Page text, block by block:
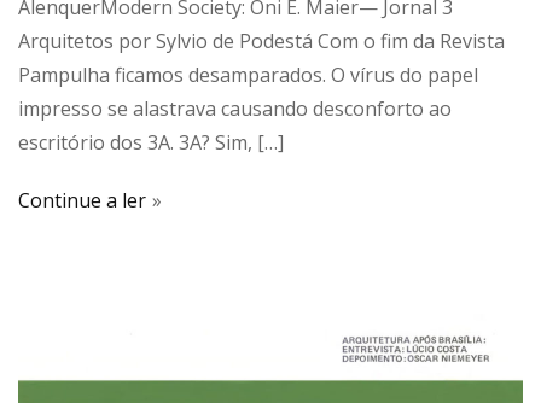
AlenquerModern Society: Oni E. Maier— Jornal 3
Arquitetos por Sylvio de Podestá Com o fim da Revista
Pampulha ficamos desamparados. O vírus do papel
impresso se alastrava causando desconforto ao
escritório dos 3A. 3A? Sim, […]
Continue a ler